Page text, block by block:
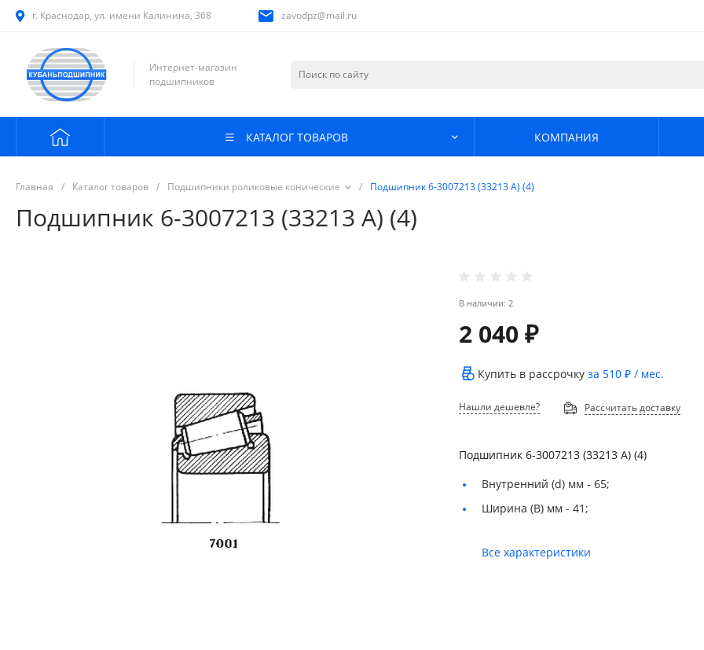
г. Краснодар, ул. имени Калинина, 368 zavodpz@mail.ru
Интернет-магазин
подшипников
КАТАЛОГ ТОВАРОВ КОМПАНИЯ
Главная / Каталог товаров / Подшипники роликовые конические / Подшипник 6-3007213 (33213 А) (4)
Подшипник 6-3007213 (33213 А) (4)
В наличии: 2
2 040 ₽
Купить в рассрочкуза 510 ₽ / мес.
Нашли дешевле? Рассчитать доставку
Подшипник 6-3007213 (33213 А) (4)
Внутренний (d) мм -65;
Ширина (B) мм -41;
Все характеристики